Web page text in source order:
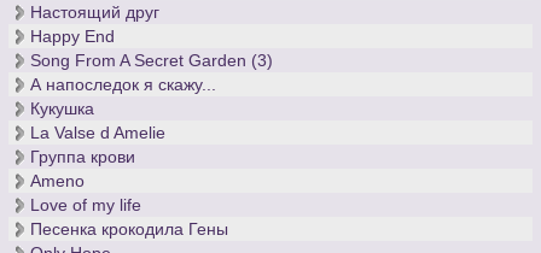
Настоящий друг
Happy End
Song From A Secret Garden (3)
А напоследок я скажу...
Кукушка
La Valse d Amelie
Группа крови
Ameno
Love of my life
Песенка крокодила Гены